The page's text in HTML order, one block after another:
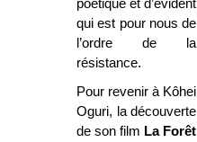
poétique et d’évident
qui est pour nous de
l’ordre de la
résistance.
Pour revenir à Kôhei
Oguri, la découverte
de son film La Forêt